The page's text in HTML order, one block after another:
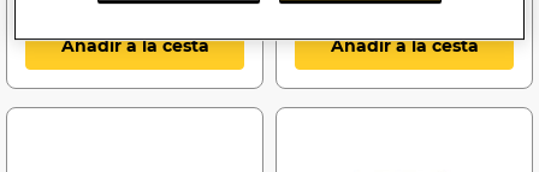
Añadir a la cesta Añadir a la cesta